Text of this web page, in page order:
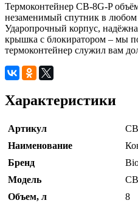
Термоконтейнер CB-8G-P
незаменимый спутник в любом
Ударопрочный корпус,
крышка с блокиратором – мы
термоконтейнер служил вам
Характеристики
Артикул
Наименование
Бренд
Модель
Объем, л
8